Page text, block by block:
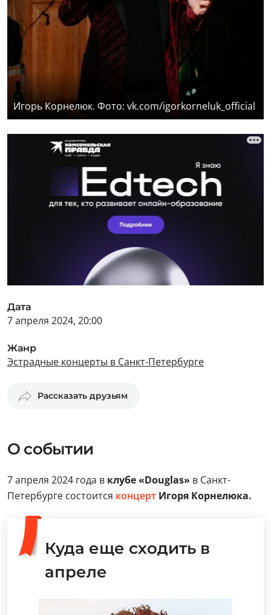
Игорь Корнелюк. Фото: vk.com/igorkorneluk_official
Дата
7 апреля 2024, 20:00
Жанр
Эстрадные концерты в Санкт-Петербурге
Рассказать друзьям
О событии
7 апреля 2024 года в клубе «Douglas» в Санкт-
Петербурге состоится концерт Игоря Корнелюка.
Куда еще сходить в
апреле